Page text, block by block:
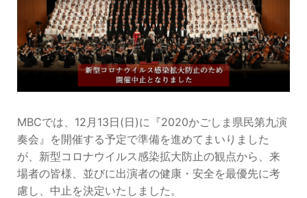
MBCでは、12月13日(日)に『2020かごしま県民第九演
奏会』を開催する予定で準備を進めてまいりました
が、新型コロナウイルス感染拡大防止の観点から、来
場者の皆様、並びに出演者の健康・安全を最優先に考
慮し、中止を決定いたしました。